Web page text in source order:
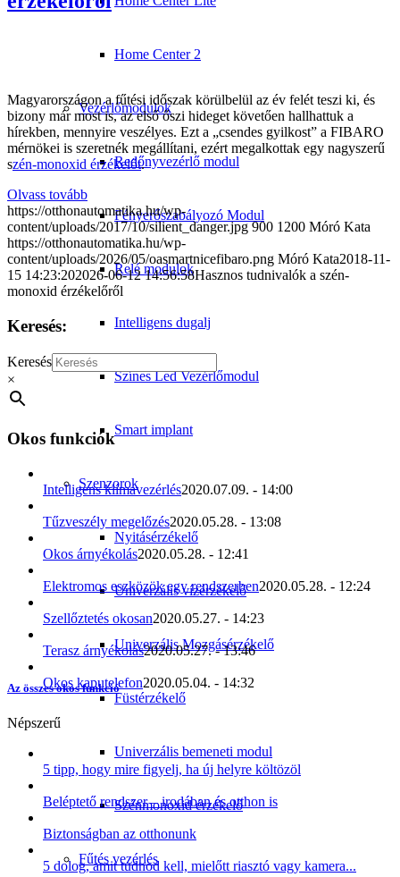
Home Center 2
Vezérlőmodulok
Redőnyvezérlő modul
Fényerőszabályozó Modul
Relé modulok
Intelligens dugalj
Színes Led Vezérlőmodul
Smart implant
Szenzorok
Nyitásérzékelő
Univerzális vízérzékelő
Univerzális Mozgásérzékelő
Füstérzékelő
Univerzális bemeneti modul
Szénmonoxid érzékelő
Fűtés vezérlés
Magyarországon a fűtési időszak körülbelül az év felét teszi ki, és
bizony már most is, az első őszi hideget követően hallhattuk a
hírekben, mennyire veszélyes. Ezt a „csendes gyilkost” a FIBARO
mérnökei is szeretnék megállítani, ezért megalkottak egy nagyszerű
szén-monoxid érzékelőt.
Olvass tovább
https://otthonautomatika.hu/wp-
content/uploads/2017/10/silient_danger.jpg 900 1200 Móró Kata
https://otthonautomatika.hu/wp-
content/uploads/2026/05/oasmartnicefibaro.png Móró Kata2018-11-
15 14:23:202026-06-12 14:56:58Hasznos tudnivalók a szén-
monoxid érzékelőről
Keresés:
Keresés
×
Okos funkciók
Intelligens klímavezérlés2020.07.09. - 14:00
Tűzveszély megelőzés2020.05.28. - 13:08
Okos árnyékolás2020.05.28. - 12:41
Elektromos eszközök egy rendszerben2020.05.28. - 12:24
Szellőztetés okosan2020.05.27. - 14:23
Terasz árnyékolás2020.05.27. - 13:46
Okos kaputelefon2020.05.04. - 14:32
Az összes okos funkció
Népszerű
5 tipp, hogy mire figyelj, ha új helyre költözöl
Beléptető rendszer – irodában és otthon is
Biztonságban az otthonunk
5 dolog, amit tudnod kell, mielőtt riasztó vagy kamera...